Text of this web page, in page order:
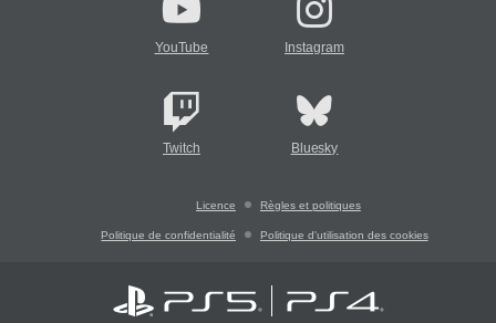
YouTube Instagram
Twitch Bluesky
Licence Règles et politiques
Politique de confidentialité Politique d'utilisation des cookies